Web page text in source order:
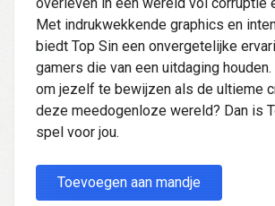
Met indrukwekkende graphics en
biedt Top Sin een onvergetelijke
gamers die van een uitdaging houden.
om jezelf te bewijzen als de ultieme
deze meedogenloze wereld? Dan is
spel voor jou.
Toevoegen aan mandje